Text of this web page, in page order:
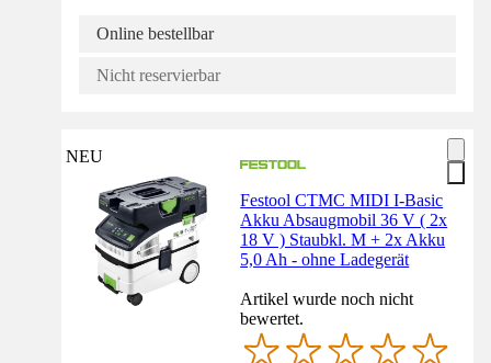
Online bestellbar
Nicht reservierbar
NEU
Festool CTMC MIDI I-Basic
Akku Absaugmobil 36 V ( 2x
18 V ) Staubkl. M + 2x Akku
5,0 Ah - ohne Ladegerät
Artikel wurde noch nicht
bewertet.